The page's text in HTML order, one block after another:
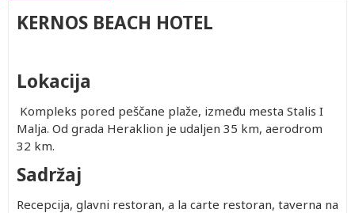
KERNOS BEACH HOTEL
Lokacija
Kompleks pored peščane plaže, između mesta Stalis I
Malja. Od grada Heraklion je udaljen 35 km, aerodrom
32 km.
Sadržaj
Recepcija, glavni restoran, a la carte restoran, taverna na